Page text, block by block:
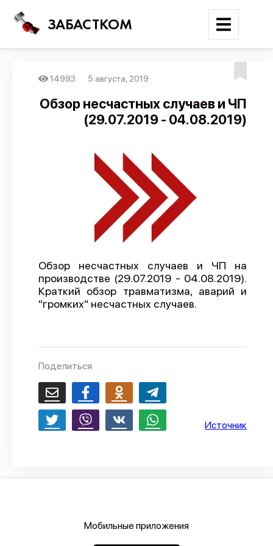
ЗАБАСТКОМ
Поиск
Карта событий
Трудовые конфликты
Отчеты
Предложить публикацию
API
О проекте
Политика конфиденциальности
14993 5 августа, 2019
Обзор несчастных случаев и ЧП
(29.07.2019 - 04.08.2019)
Обзор несчастных случаев и ЧП на
производстве (29.07.2019 - 04.08.2019).
Краткий обзор травматизма, аварий и
"громких" несчастных случаев.
Поделиться
Источник
Мобильные приложения